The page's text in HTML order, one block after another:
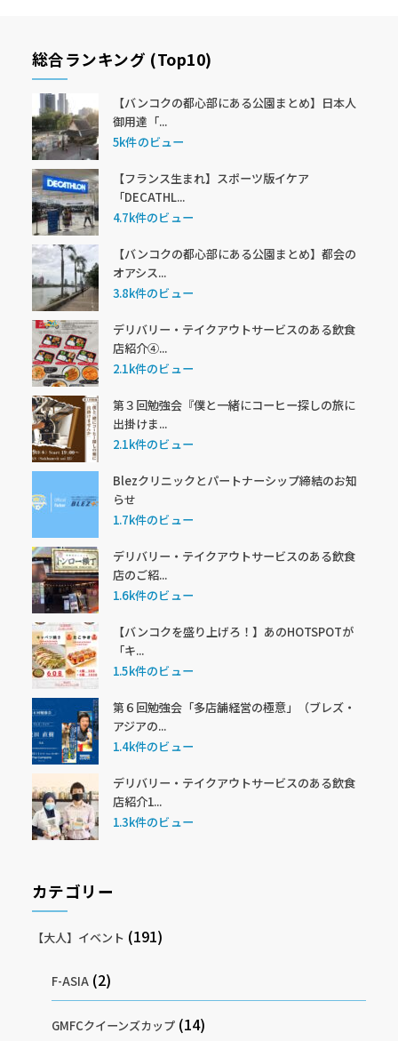
総合ランキング (Top10)
【バンコクの都心部にある公園まとめ】日本人
御用達「...
5k件のビュー
【フランス生まれ】スポーツ版イケア
「DECATHL...
4.7k件のビュー
【バンコクの都心部にある公園まとめ】都会の
オアシス...
3.8k件のビュー
デリバリー・テイクアウトサービスのある飲食
店紹介④...
2.1k件のビュー
第３回勉強会『僕と一緒にコーヒー探しの旅に
出掛けま...
2.1k件のビュー
Blezクリニックとパートナーシップ締結のお知
らせ
1.7k件のビュー
デリバリー・テイクアウトサービスのある飲食
店のご紹...
1.6k件のビュー
【バンコクを盛り上げろ！】あのHOTSPOTが
「キ...
1.5k件のビュー
第６回勉強会「多店舗経営の極意」（ブレズ・
アジアの...
1.4k件のビュー
デリバリー・テイクアウトサービスのある飲食
店紹介1...
1.3k件のビュー
カテゴリー
【大人】イベント (191)
F-ASIA (2)
GMFCクイーンズカップ (14)